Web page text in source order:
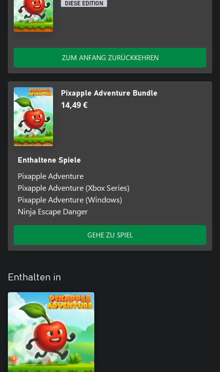
DIESE EDITION
ZUM ANFANG ZURÜCKKEHREN
Pixapple Adventure Bundle
14,49 €
Enthaltene Spiele
Pixapple Adventure
Pixapple Adventure (Xbox Series)
Pixapple Adventure (Windows)
Ninja Escape Danger
GEHE ZU SPIEL
Enthalten in